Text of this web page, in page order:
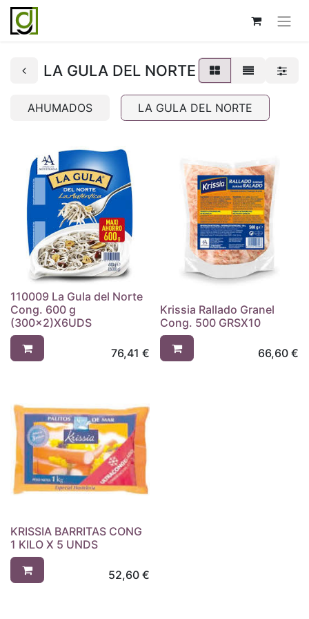
LA GULA DEL NORTE
AHUMADOS LA GULA DEL NORTE
110009 La Gula del Norte
Cong. 600 g
(300x2)X6UDS
76,41 €
Krissia Rallado Granel
Cong. 500 GRSX10
66,60 €
KRISSIA BARRITAS CONG
1 KILO X 5 UNDS
52,60€